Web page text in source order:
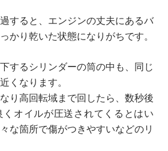
すると、エンジンの丈夫にあるバ
かり乾いた状態になりがちです。
するシリンダーの筒の中も、同じ
くなります。
り高回転域まで回したら、数秒後
くオイルが圧送されてくるとはい
な箇所で傷がつきやすいなどのリ